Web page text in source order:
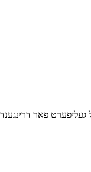
געליפערט פֿאַר